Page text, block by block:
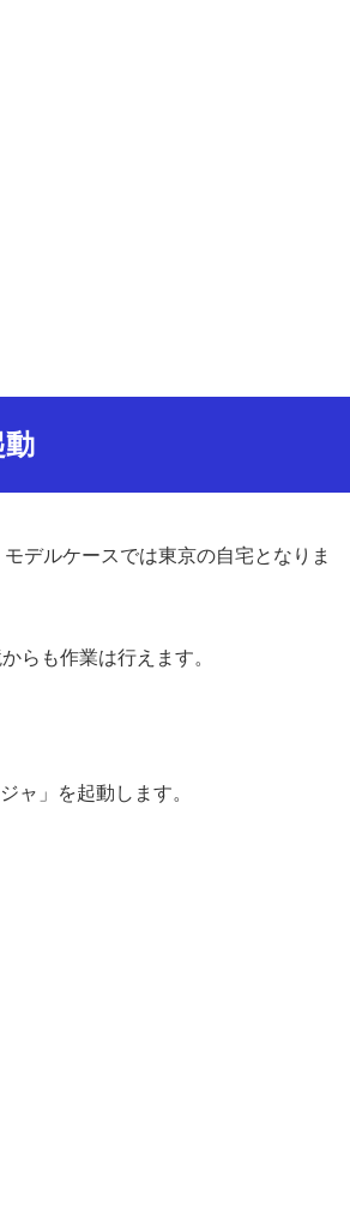
デルケースでは東京の自宅となりま
らも作業は行えます。
ャ」を起動します。